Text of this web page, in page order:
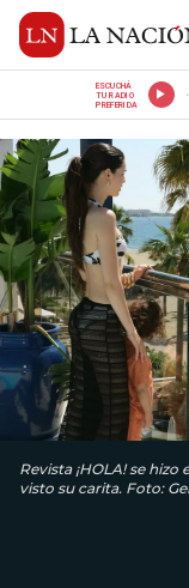
ESCUCHÁ
TU RADIO
PREFERIDA
Revista ¡HOLA! se
visto su carita. Foto: